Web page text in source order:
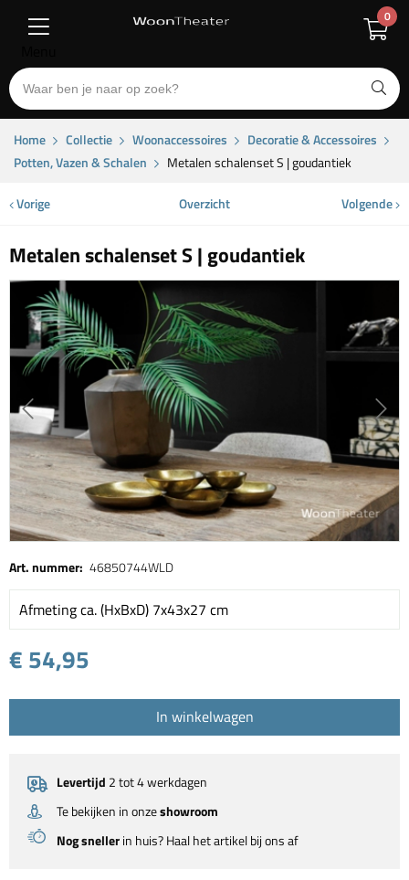
0
Home Collectie Woonaccessoires
Decoratie & Accessoires
Potten, Vazen & Schalen
Metalen schalenset S | goudantiek
Vorige Overzicht Volgende
Metalen schalenset S | goudantiek
Art. nummer: 46850744WLD
Afmeting ca. (HxBxD) 7x43x27 cm
€ 54,95
In winkelwagen
Levertijd 2 tot 4 werkdagen
Te bekijken in onzeshowroom
Nog snellerin huis? Haal het artikel bij ons af